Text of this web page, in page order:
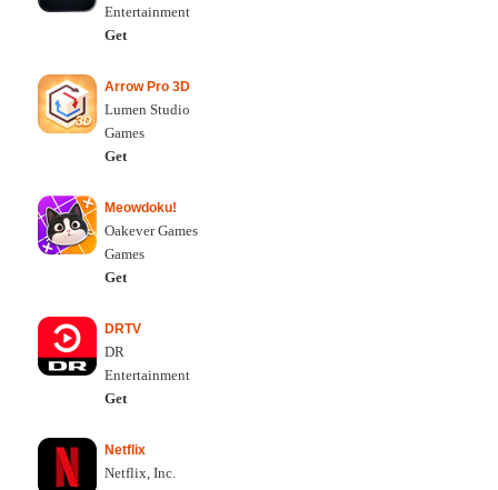
Entertainment
Get
Arrow Pro 3D
Lumen Studio
Games
Get
Meowdoku!
Oakever Games
Games
Get
DRTV
DR
Entertainment
Get
Netflix
Netflix, Inc.